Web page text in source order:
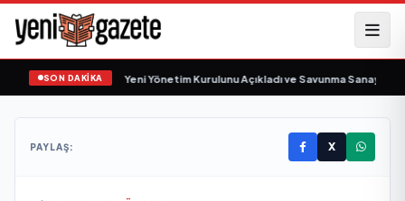
SON DAKİKA
Savunma Sanayi AŞ Yeni Yönetim Kurulunu Açıkladı ve Savunma Sanayinde
PAYLAŞ: X